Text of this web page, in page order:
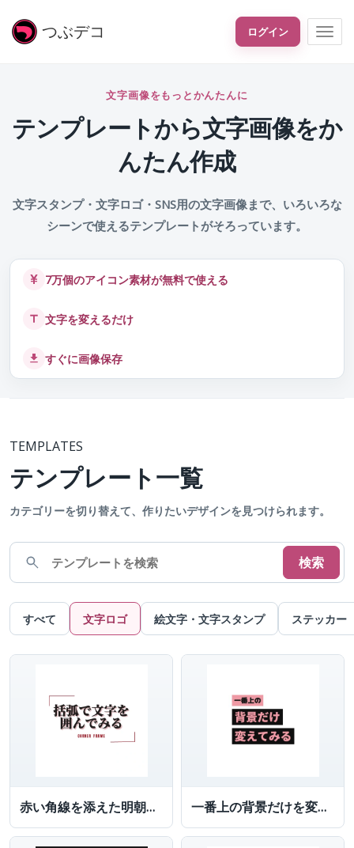
つぶデコ ログイン
文字画像をもっとかんたんに
テンプレートから文字画像をか
んたん作成
文字スタンプ・文字ロゴ・SNS用の文字画像まで、いろいろな
シーンで使えるテンプレートがそろっています。
7万個のアイコン素材が無料で使える
文字を変えるだけ
すぐに画像保存
TEMPLATES
テンプレート一覧
カテゴリーを切り替えて、作りたいデザインを見つけられます。
検索
すべて 文字ロゴ 絵文字・文字スタンプ ステッカー
赤い角線を添えた明朝文字 一番上の背景だけを変えた文字ロゴ